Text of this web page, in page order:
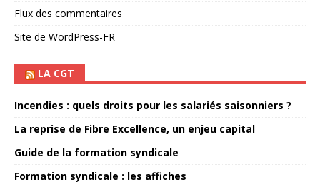
Flux des commentaires
Site de WordPress-FR
LA CGT
Incendies : quels droits pour les salariés saisonniers ?
La reprise de Fibre Excellence, un enjeu capital
Guide de la formation syndicale
Formation syndicale : les affiches